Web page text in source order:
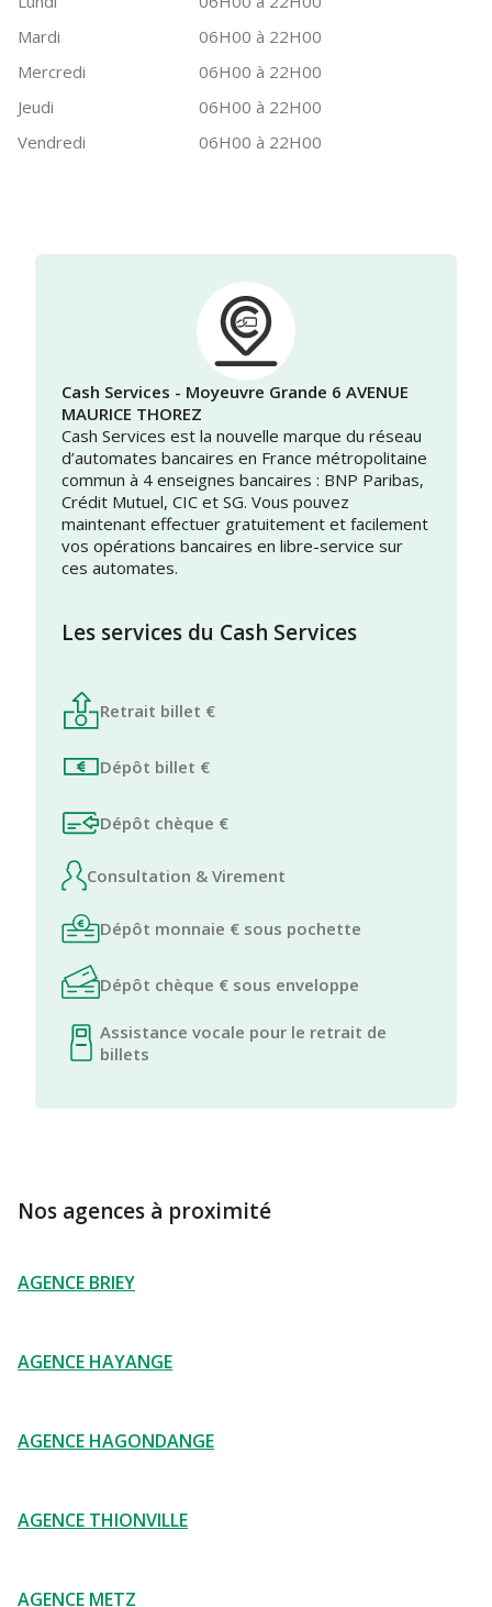
Mardi
06H00 à 22H00
Mercredi
06H00 à 22H00
Jeudi
06H00 à 22H00
Vendredi
06H00 à 22H00
Cash Services - Moyeuvre Grande 6 AVENUE
MAURICE THOREZ
Cash Services est la nouvelle marque du réseau
d’automates bancaires en France métropolitaine
commun à 4 enseignes bancaires : BNP Paribas,
Crédit Mutuel, CIC et SG. Vous pouvez
maintenant effectuer gratuitement et facilement
vos opérations bancaires en libre-service sur
ces automates.
Les services du Cash Services
Retrait billet €
Dépôt billet €
Dépôt chèque €
Consultation & Virement
Dépôt monnaie € sous pochette
Dépôt chèque € sous enveloppe
Assistance vocale pour le retrait de
billets
Nos agences à proximité
AGENCE BRIEY
AGENCE HAYANGE
AGENCE HAGONDANGE
AGENCE THIONVILLE
AGENCE METZ